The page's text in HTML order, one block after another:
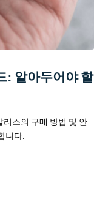
: 알아두어야 할
스의 구매 방법 및 안
니다.